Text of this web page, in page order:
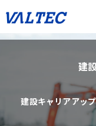
建
建設キャリアアッ